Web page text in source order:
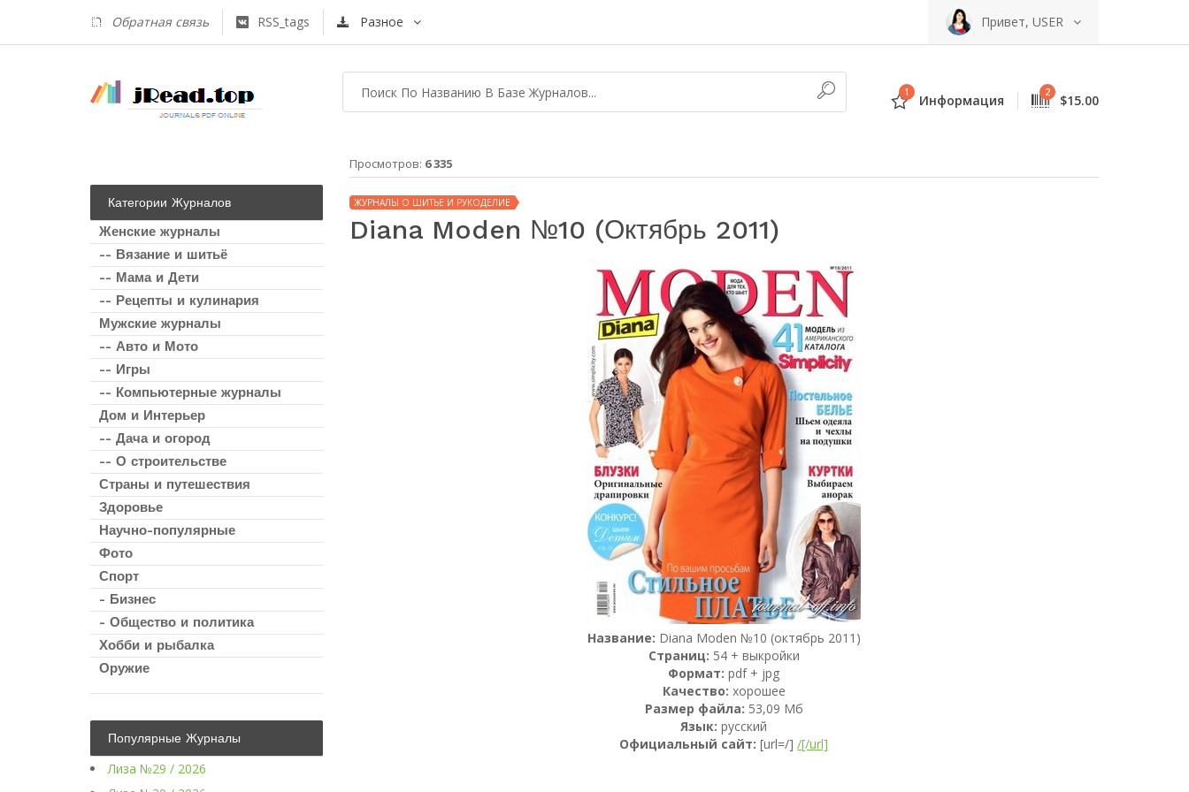
Обратная связь RSS_tags Разное Привет, USER
1 Информация 2 $15.00
Категории Журналов
Женские журналы
-- Вязание и шитьё
-- Мама и Дети
-- Рецепты и кулинария
Мужские журналы
-- Авто и Мото
-- Игры
-- Компьютерные журналы
Дом и Интерьер
-- Дача и огород
-- О строительстве
Страны и путешествия
Здоровье
Научно-популярные
Фото
Спорт
- Бизнес
- Общество и политика
Хобби и рыбалка
Оружие
Популярные Журналы
Лиза №29 / 2026
Просмотров: 6 335
ЖУРНАЛЫ О ШИТЬЕ И РУКОДЕЛИЕ
Diana Moden №10 (октябрь 2011)
Название: Diana Moden №10 (октябрь 2011)
Страниц: 54 + выкройки
Формат: pdf + jpg
Качество: хорошее
Размер файла: 53,09 Мб
Язык: русский
Официальный сайт:[url=/]/[/url]